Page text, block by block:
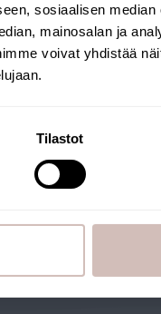
sosiaalisen
mainosalan ja
voivat yhdistää
Tilastot
We are
Finland. Our
carefully
in our own
recommend
home.
language to